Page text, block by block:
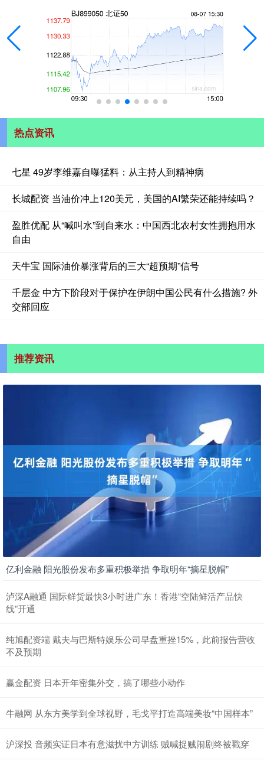
热点资讯
七星 49岁李维嘉自曝猛料：从主持人到精神病
长城配资 当油价冲上120美元，美国的AI繁荣还能持续吗？
盈胜优配 从“喊叫水”到自来水：中国西北农村女性拥抱用水
自由
天牛宝 国际油价暴涨背后的三大“超预期”信号
千层金 中方下阶段对于保护在伊朗中国公民有什么措施? 外
交部回应
推荐资讯
亿利金融 阳光股份发布多重积极举措 争取明年“摘星脱帽”
泸深A融通 国际鲜货最快3小时进广东！香港“空陆鲜活产品快
线”开通
纯旭配资端 戴夫与巴斯特娱乐公司早盘重挫15%，此前报告营收
不及预期
赢金配资 日本开年密集外交，搞了哪些小动作
牛融网 从东方美学到全球视野，毛戈平打造高端美妆“中国样本”
沪深投 音频实证日本有意滋扰中方训练 贼喊捉贼闹剧终被戳穿